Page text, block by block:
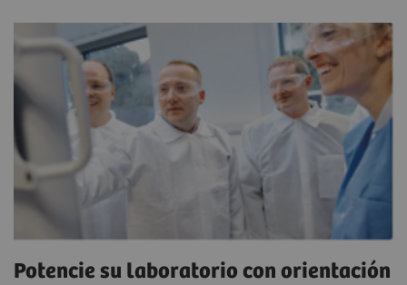
Potencie su laboratorio con orientación